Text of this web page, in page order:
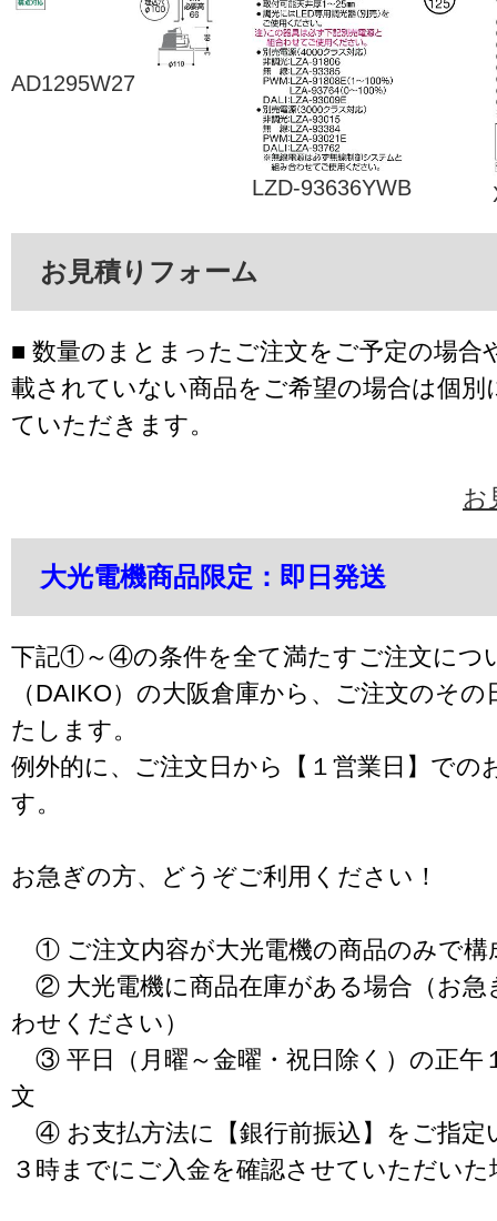
AD1295W27
LZD-93636YWB
お見積りフォーム
■ 数量のまとまったご注文をご予定の場合
載されていない商品をご希望の場合は個別
ていただきます。
お
大光電機商品限定：即日発送
下記①～④の条件を全て満たすご注文につ
（DAIKO）の大阪倉庫から、ご注文のそ
たします。
例外的に、ご注文日から【１営業日】での
す。
お急ぎの方、どうぞご利用ください！
① ご注文内容が大光電機の商品のみで構
② 大光電機に商品在庫がある場合（お急
わせください）
③ 平日（月曜～金曜・祝日除く）の正午
文
④ お支払方法に【銀行前振込】をご指定
３時までにご入金を確認させていただいた